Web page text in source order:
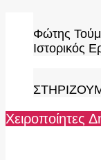
content
Φώτης
Ιστορικός
Χειροποίητες